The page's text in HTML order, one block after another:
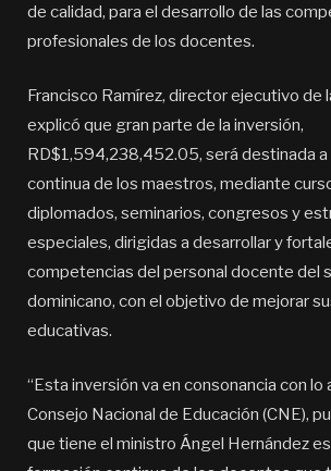
de calidad, para el desarrollo de las
profesionales de los docentes.
Francisco Ramírez, director ejecutivo de
explicó que gran parte de la inversión,
RD$1,594,238,452.05, será destinada a
continua de los maestros, mediante
diplomados, seminarios, congresos y
especiales, dirigidas a desarrollar y
competencias del personal docente del
dominicano, con el objetivo de mejorar
educativas.
“Esta inversión va en consonancia con lo
Consejo Nacional de Educación (CNE),
que tiene el ministro Ángel Hernández